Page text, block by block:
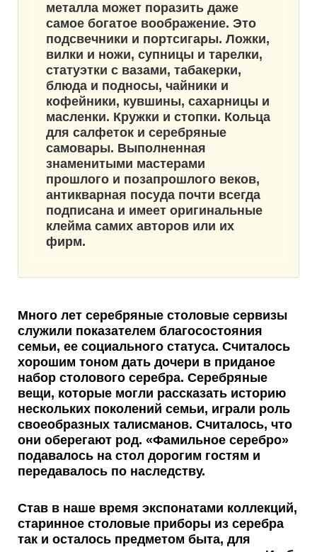
металла может поразить даже
самое богатое воображение. Это
подсвечники и портсигары. Ложки,
вилки и ножи, супницы и тарелки,
статуэтки с вазами, табакерки,
блюда и подносы, чайники и
кофейники, кувшины, сахарницы и
масленки. Кружки и стопки. Кольца
для салфеток и серебряные
самовары. Выполненная
знаменитыми мастерами
прошлого и позапрошлого веков,
антикварная посуда почти всегда
подписана и имеет оригинальные
клейма самих авторов или их
фирм.
Много лет серебряные столовые сервизы
служили показателем благосостояния
семьи, ее социального статуса. Считалось
хорошим тоном дать дочери в приданое
набор столового серебра. Серебряные
вещи, которые могли рассказать историю
нескольких поколений семьи, играли роль
своеобразных талисманов. Считалось, что
они оберегают род. «Фамильное серебро»
подавалось на стол дорогим гостям и
передавалось по наследству.
Став в наше время экспонатами коллекций,
старинное столовые приборы из серебра
так и осталось предметом быта, для